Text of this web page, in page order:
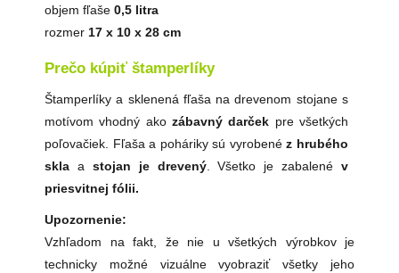
objem fľaše 0,5 litra
rozmer 17 x 10 x 28 cm
Prečo kúpiť štamperlíky
Štamperlíky a sklenená fľaša na drevenom stojane s
motívom vhodný ako zábavný darček pre všetkých
poľovačiek. Fľaša a poháriky sú vyrobenéz hrubého
skla a stojan je drevený. Všetko je zabalené v
priesvitnej fólii.
Upozornenie:
Vzhľadom na fakt, že nie u všetkých výrobkov je
technicky možné vizuálne vyobraziť všetky jeho